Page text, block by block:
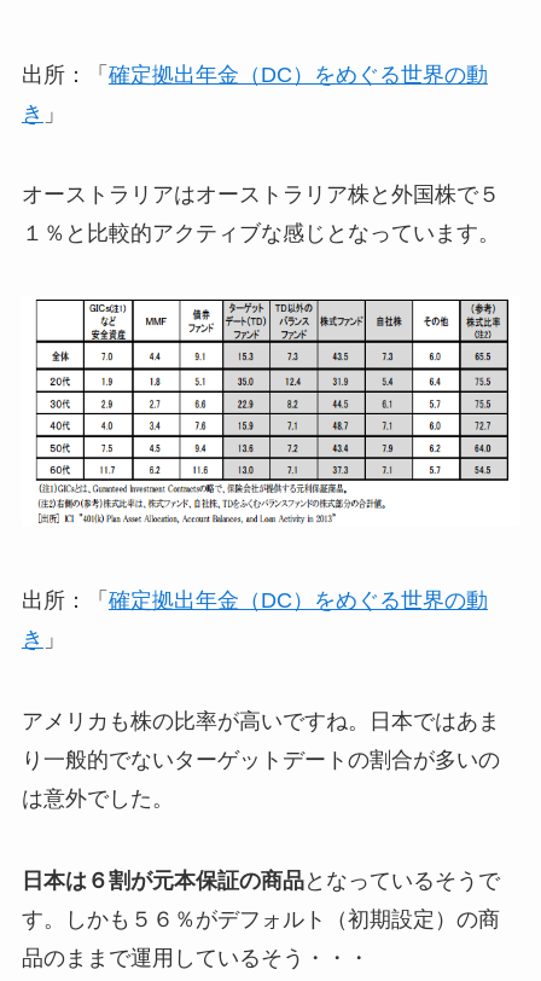
出所：「 確定拠出年金（DC）をめぐる世界の動
き 」
オーストラリアはオーストラリア株と外国株で５
１％と比較的アクティブな感じとなっています。
出所：「 確定拠出年金（DC）をめぐる世界の動
き 」
アメリカも株の比率が高いですね。日本ではあま
り一般的でないターゲットデートの割合が多いの
は意外でした。
日本は６割が元本保証の商品となっているそうで
す。しかも５６％がデフォルト（初期設定）の商
品のままで運用しているそう・・・